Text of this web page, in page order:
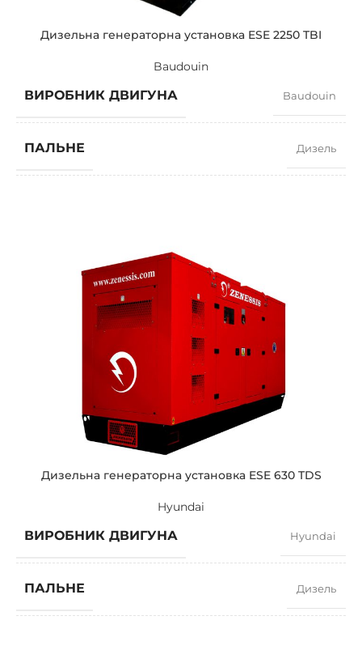
Дизельна генераторна установка ESE 2250 TBI
Baudouin
ВИРОБНИК ДВИГУНА Baudouin
ПАЛЬНЕ Дизель
СИЛА СТРУМУ
СТАНДАРТНА НАПРУГА
ПОТУЖНІСТЬ (КВА) 2250 / 2025
Дизельна генераторна установка ESE 630 TDS
Hyundai
ВИРОБНИК ДВИГУНА Hyundai
ПАЛЬНЕ Дизель